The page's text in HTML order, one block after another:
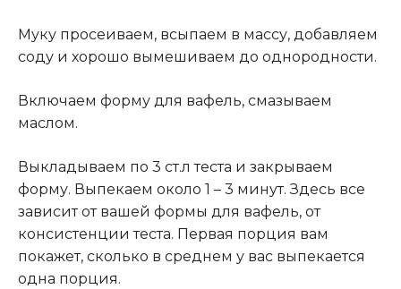
Муку просеиваем, всыпаем в массу, добавляем
соду и хорошо вымешиваем до однородности.
Включаем форму для вафель, смазываем
маслом.
Выкладываем по 3 ст.л теста и закрываем
форму. Выпекаем около 1 – 3 минут. Здесь все
зависит от вашей формы для вафель, от
консистенции теста. Первая порция вам
покажет, сколько в среднем у вас выпекается
одна порция.